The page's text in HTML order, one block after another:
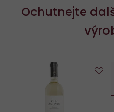
Ochutnejte